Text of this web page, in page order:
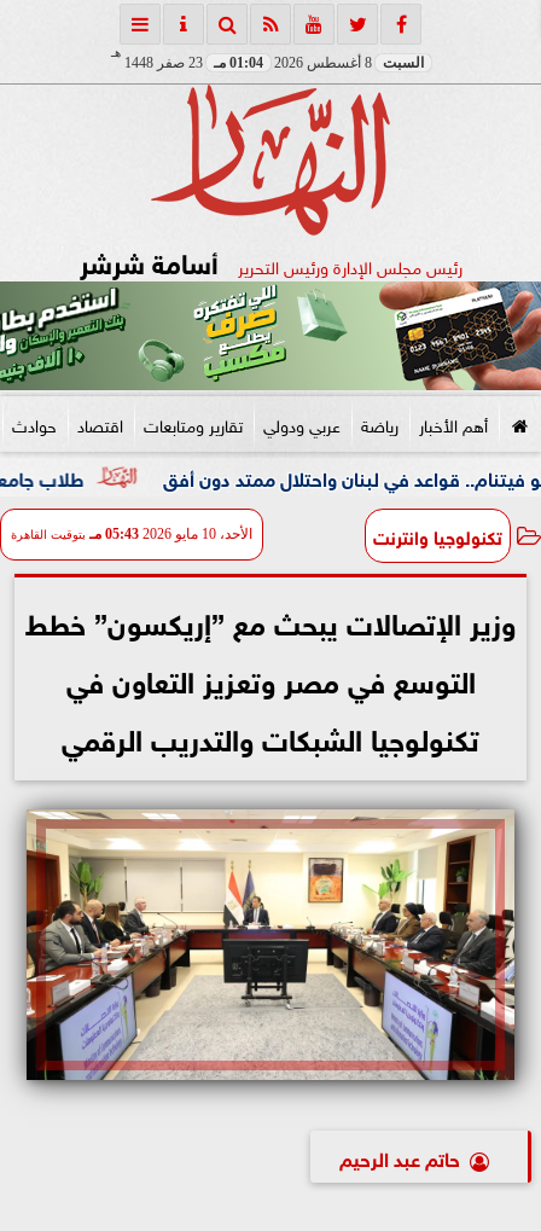
السبت 8 أغسطس 2026 01:04 مـ 23 صفر 1448
هـ
رئيس مجلس الإدارة ورئيس التحرير أسامة شرشر
أهم الأخبار رياضة عربي ودولي تقارير ومتابعات اقتصاد حوادث
طلاب جامعة في لبنان واحتلال ممتد دون أفق
تكنولوجيا وانترنت الأحد، 10 مايو 2026 05:43 مـ بتوقيت القاهرة
وزير الإتصالات يبحث مع ”إريكسون” خطط
التوسع في مصر وتعزيز التعاون في
تكنولوجيا الشبكات والتدريب الرقمي
حاتم عبد الرحيم